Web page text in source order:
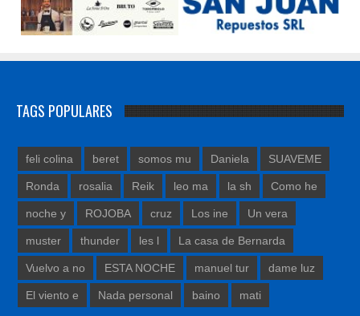
TAGS POPULARES
feli colina beret somos mu Daniela SUAVEME
Ronda rosalia Reik leo ma la sh Como he
noche y ROJOBA cruz Los ine Un vera
muster thunder les l La casa de Bernarda
Vuelvo a no ESTA NOCHE manuel tur dame luz
El viento e Nada personal baino mati